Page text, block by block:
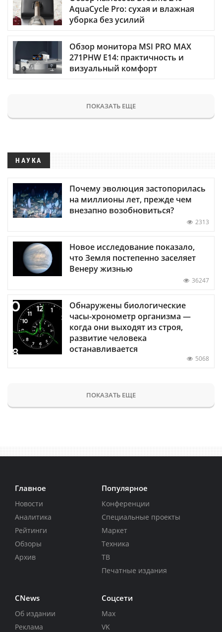
AquaCycle Pro: сухая и влажная
уборка без усилий
Обзор монитора MSI PRO MAX
271PHW E14: практичность и
визуальный комфорт
ПОКАЗАТЬ ЕЩЕ
НАУКА
Почему эволюция застопорилась
на миллионы лет, прежде чем
внезапно возобновиться?
2313
Новое исследование показало,
что Земля постепенно заселяет
Венеру жизнью
36247
Обнаружены биологические
часы-хронометр организма —
когда они выходят из строя,
развитие человека
останавливается
5068
ПОКАЗАТЬ ЕЩЕ
Главное
Новости
Аналитика
Рейтинги
Обзоры
Архив
Популярное
Конференции
Специальные проекты
Маркет
Техника
ТВ
Печатные издания
CNews
Об издании
Реклама
Соцсети
Max
VK